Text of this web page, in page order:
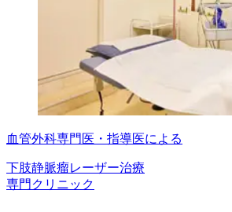
血管外科専門医・指導医による
下肢静脈瘤レーザー治療
専門クリニック